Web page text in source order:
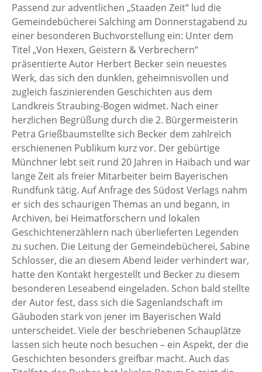
Passend zur adventlichen „Staaden Zeit“ lud die
Gemeindebücherei Salching am Donnerstagabend zu
einer besonderen Buchvorstellung ein: Unter dem
Titel „Von Hexen, Geistern & Verbrechern“
präsentierte Autor Herbert Becker sein neuestes
Werk, das sich den dunklen, geheimnisvollen und
zugleich faszinierenden Geschichten aus dem
Landkreis Straubing-Bogen widmet. Nach einer
herzlichen Begrüßung durch die 2. Bürgermeisterin
Petra Grießbaumstellte sich Becker dem zahlreich
erschienenen Publikum kurz vor. Der gebürtige
Münchner lebt seit rund 20 Jahren in Haibach und war
lange Zeit als freier Mitarbeiter beim Bayerischen
Rundfunk tätig. Auf Anfrage des Südost Verlags nahm
er sich des schaurigen Themas an und begann, in
Archiven, bei Heimatforschern und lokalen
Geschichtenerzählern nach überlieferten Legenden
zu suchen. Die Leitung der Gemeindebücherei, Sabine
Schlosser, die an diesem Abend leider verhindert war,
hatte den Kontakt hergestellt und Becker zu diesem
besonderen Leseabend eingeladen. Schon bald stellte
der Autor fest, dass sich die Sagenlandschaft im
Gäuboden stark von jener im Bayerischen Wald
unterscheidet. Viele der beschriebenen Schauplätze
lassen sich heute noch besuchen – ein Aspekt, der die
Geschichten besonders greifbar macht. Auch das